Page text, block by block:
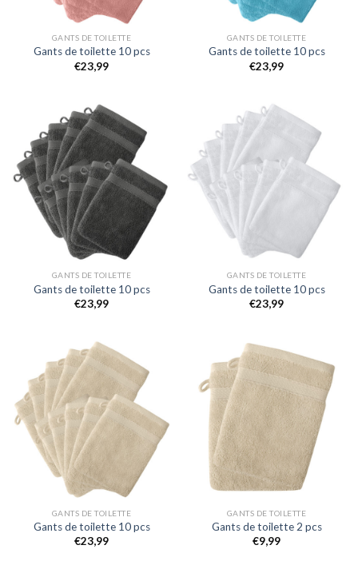
GANTS DE TOILETTE
Gants de toilette 10 pcs
€23,99
GANTS DE TOILETTE
Gants de toilette 10 pcs
€23,99
GANTS DE TOILETTE
Gants de toilette 10 pcs
€23,99
GANTS DE TOILETTE
Gants de toilette 10 pcs
€23,99
GANTS DE TOILETTE
Gants de toilette 10 pcs
€23,99
GANTS DE TOILETTE
Gants de toilette 2 pcs
€9,99